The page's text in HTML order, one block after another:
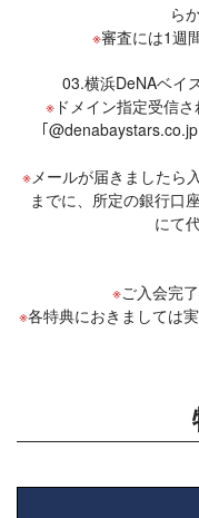
ら
審査には1週
03.横浜DeNAベイ
ドメイン指定受信
「
メールが届きましたら
までに、所定の銀行口
にて
ご入会完
各特典におきましては